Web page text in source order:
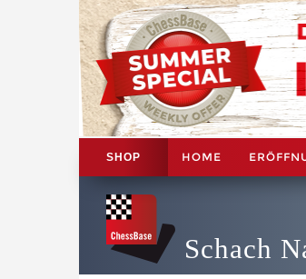
SHOP HOME
Schach